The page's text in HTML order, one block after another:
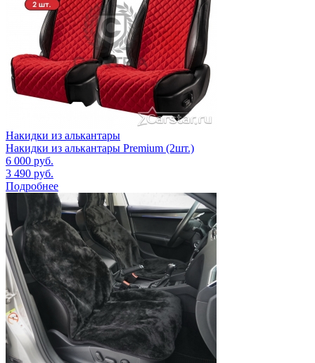
Накидки из алькантары
Накидки из алькантары Premium (2шт.)
6 000 руб.
3 490 руб.
Подробнее